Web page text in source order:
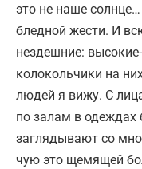
это не наше
бледной жести. И
нездешние:
колокольчики на
людей я вижу. С
по залам в одеждах
заглядывают со
чую это щемящей